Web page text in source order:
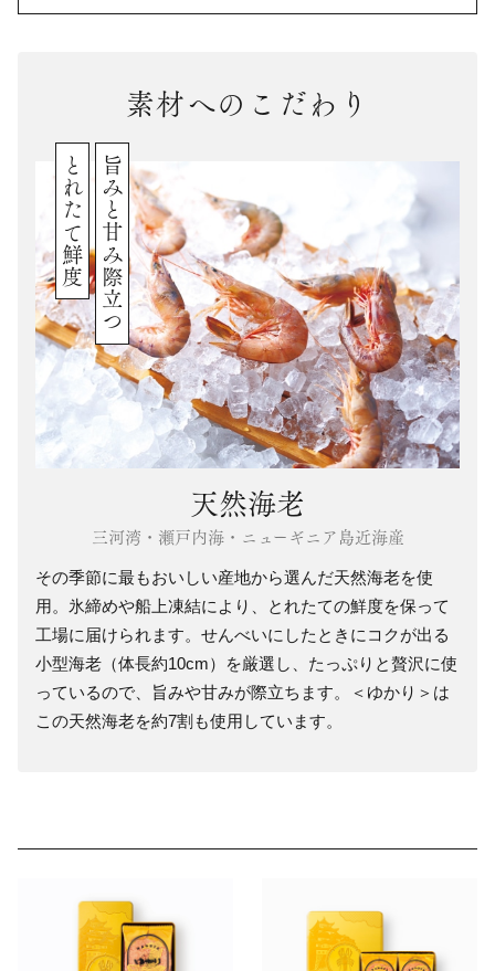
素材へのこだわり
旨みと甘み際立つ
とれたて鮮度
天然海老
三河湾・瀬戸内海・ニューギニア島近海産
その季節に最もおいしい産地から選んだ天然海老を使
用。氷締めや船上凍結により、とれたての鮮度を保って
工場に届けられます。せんべいにしたときにコクが出る
小型海老（体長約10cm）を厳選し、たっぷりと贅沢に使
っているので、旨みや甘みが際立ちます。＜ゆかり＞は
この天然海老を約7割も使用しています。